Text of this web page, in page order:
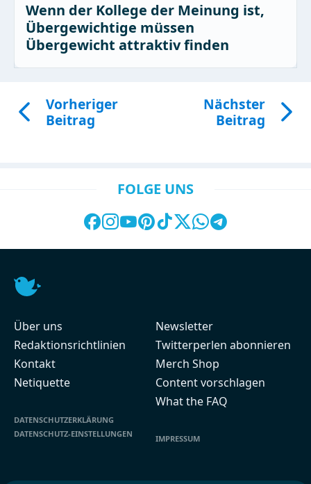
Wenn der Kollege der Meinung ist,
Übergewichtige müssen
Übergewicht attraktiv finden
Vorheriger
Beitrag
Nächster
Beitrag
FOLGE UNS
Über uns
Redaktionsrichtlinien
Kontakt
Netiquette
DATENSCHUTZERKLÄRUNG
DATENSCHUTZ-EINSTELLUNGEN
Newsletter
Twitterperlen abonnieren
Merch Shop
Content vorschlagen
What the FAQ
IMPRESSUM